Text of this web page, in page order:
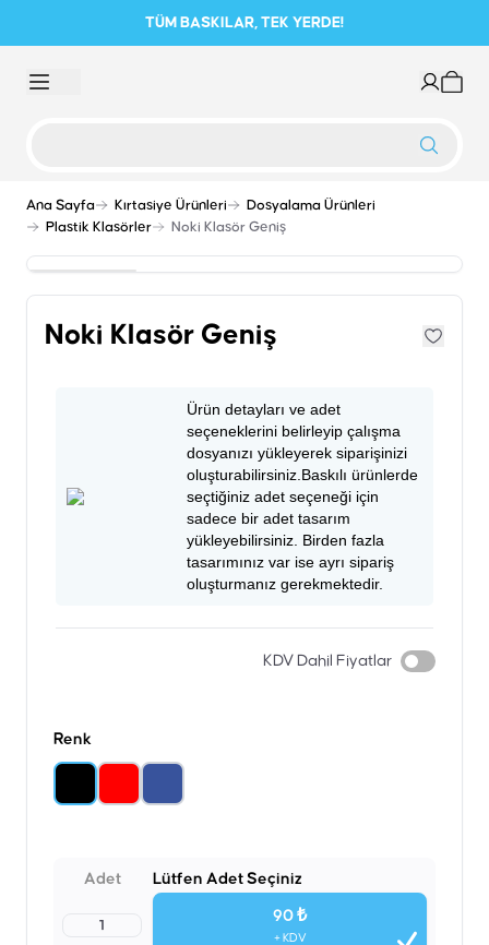
TÜM BASKILAR, TEK YERDE!
Ana Sayfa Kırtasiye Ürünleri
Dosyalama Ürünleri
Plastik Klasörler
Noki Klasör Geniş
Noki Klasör Geniş
Ürün detayları ve adet
seçeneklerini belirleyip çalışma
dosyanızı yükleyerek siparişinizi
oluşturabilirsiniz.Baskılı ürünlerde
seçtiğiniz adet seçeneği için
sadece bir adet tasarım
yükleyebilirsiniz. Birden fazla
tasarımınız var ise ayrı sipariş
oluşturmanız gerekmektedir.
KDV Dahil Fiyatlar
Renk
Adet Lütfen Adet Seçiniz
1
90 ₺
+ KDV